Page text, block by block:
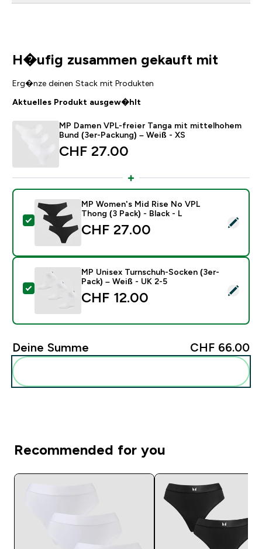
H�ufig zusammen gekauft mit
Erg�nze deinen Stack mit Produkten
Aktuelles Produkt ausgew�hlt
MP Damen VPL-freier Tanga mit mittelhohem
Bund (3er-Packung) – Weiß - XS
CHF 27.00‎
Dieses Produkt ausw�hlen - MP Women's Mid Rise
MP Women's Mid Rise No VPL
Thong (3 Pack) - Black - L
CHF 27.00‎
Dieses Produkt ausw�hlen - MP Unisex Turnschuh-
MP Unisex Turnschuh-Socken (3er-
Pack) – Weiß - UK 2-5
CHF 12.00‎
Deine Summe CHF 66.00‎
Recommended for you